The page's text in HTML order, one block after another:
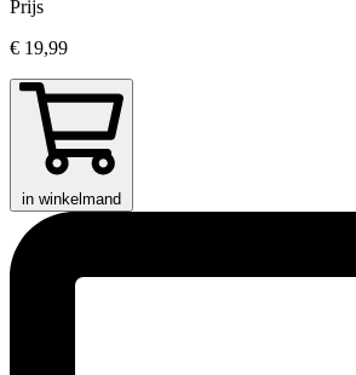
Prijs
€ 19,99
in winkelmand